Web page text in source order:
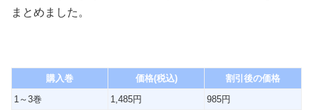
まとめました。
購入巻 価格(税込)
割引後の価格
1～3巻
1,485円
985円